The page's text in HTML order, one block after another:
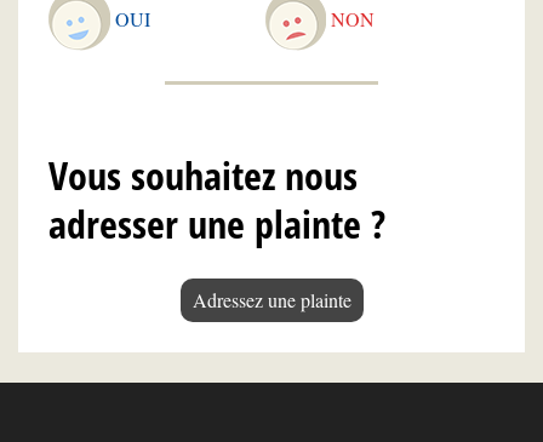
OUI NON
Vous souhaitez nous
adresser une plainte ?
Adressez une plainte